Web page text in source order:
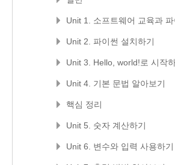
Unit 1. 소프트웨어 교육과 파
Unit 2. 파이썬 설치하기
Unit 3. Hello, world!로 시작
Unit 4. 기본 문법 알아보기
핵심 정리
Unit 5. 숫자 계산하기
Unit 6. 변수와 입력 사용하기